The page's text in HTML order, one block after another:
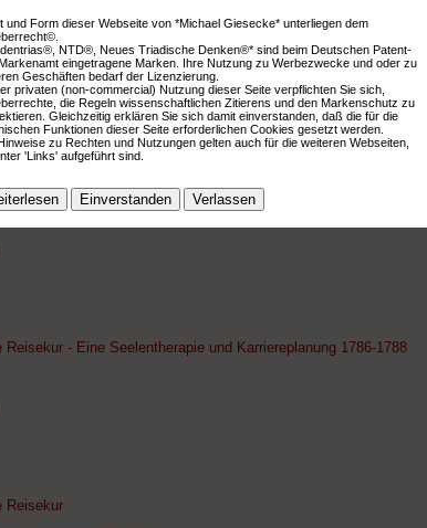
of Practice.
medialer Trendforschung
des Buchdrucks zu den globalen Netzen der digitalen
- Eine Seelentherapie und Karriereplanung 1786-1788
Reisekur
und Form dieser Webseite von *Michael Giesecke* unterliegen dem
NTD®, Neues Triadische Denken®* sind beim Deutschen Patent-
eingetragene Marken. Ihre Nutzung zu Werbezwecke und oder zu
Geschäften bedarf der Lizenzierung.
privaten (non-commercial) Nutzung dieser Seite verpflichten Sie sich,
die Regeln wissenschaftlichen Zitierens und den Markenschutz zu
Gleichzeitig erklären Sie sich damit einverstanden, daß die für die
Funktionen dieser Seite erforderlichen Cookies gesetzt werden.
zu Rechten und Nutzungen gelten auch für die weiteren Webseiten,
'Links' aufgeführt sind.
Einverstanden Verlassen